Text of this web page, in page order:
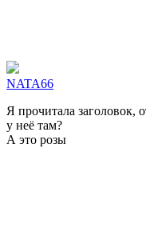
NATA66
Я прочитала
у неё там?
А это розы